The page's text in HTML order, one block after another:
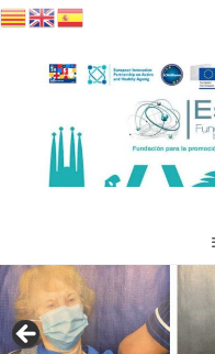
Saltar
contenido